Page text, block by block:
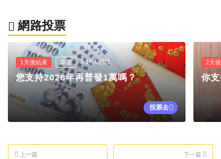
網路投票
1天後結束 單選 3.1K人已投
您支持2026年再普發1萬嗎？
投票去
2天
你
上一篇 下一篇